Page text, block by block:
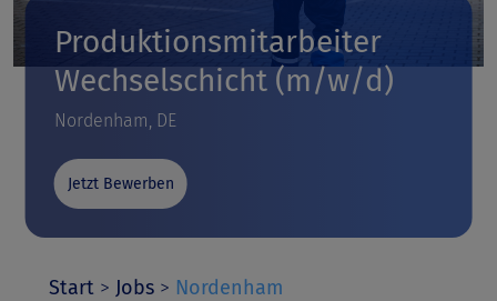
Produktionsmitarbeiter
Wechselschicht (m/w/d)
Nordenham, DE
Jetzt Bewerben
Start > Jobs > Nordenham